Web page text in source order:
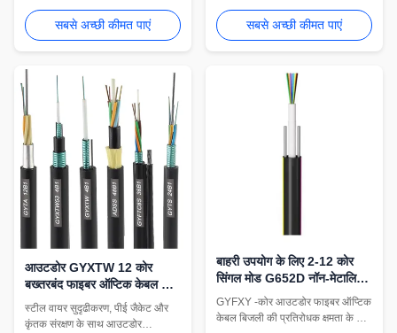
सबसे अच्छी कीमत पाएं
एरियल फाइबर ऑप्टिक केबल। सुविधाएँ
पीई शीथ, -40°C से +70°C ऑपरेटिंग
रेंज, और ITU-T G.652/G.655
96 कोर में उपलब्ध है।
सबसे अच्छी कीमत पाएं
आउटडोर GYXTW 12 कोर
बख्तरबंद फाइबर ऑप्टिक केबल के
साथ केंद्रीय ढीली ट्यूब और स्टील
वायर सुदृढीकरण
स्टील वायर सुदृढीकरण, पीई जैकेट और
कृंतक संरक्षण के साथ आउटडोर
बाहरी उपयोग के लिए 2-12 कोर
सिंगल मोड G652D नॉन-मेटालिक
फाइबर ऑप्टिक केबल
GYFXY -कोर आउटडोर फाइबर ऑप्टिक
केबल बिजली की प्रतिरोधक क्षमता के लिए